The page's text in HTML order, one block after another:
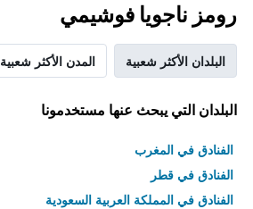
رومز ناجويا فوشيمي
البلدان الأكثر شعبية المدن الأكثر شعبية
البلدان التي يبحث عنها مستخدمونا
الفنادق في المغرب
الفنادق في قطر
الفنادق في المملكة العربية السعودية